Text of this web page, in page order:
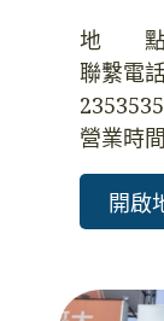
地　　
聯繫電
2353535
營業時
開啟